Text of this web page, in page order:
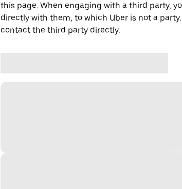
this page. When engaging with a third party,
directly with them, to which Uber is not a
contact the third party directly.